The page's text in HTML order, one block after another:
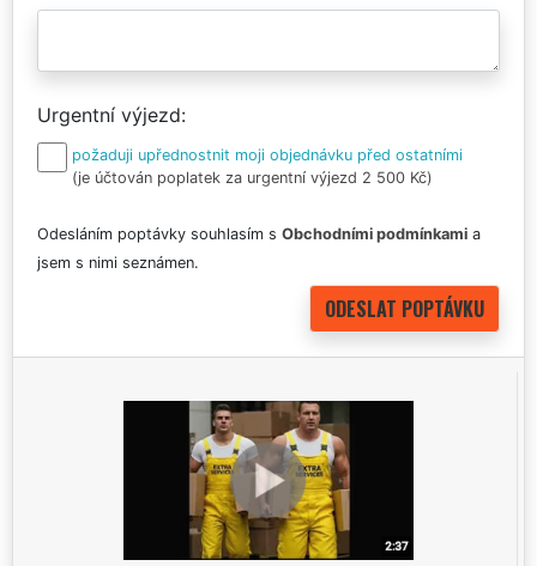
Urgentní výjezd
požaduji upřednostnit moji objednávku před ostatními
(je účtován poplatek za urgentní výjezd 2 500 Kč)
Odesláním poptávky souhlasím s Obchodními podmínkami a
jsem s nimi seznámen.